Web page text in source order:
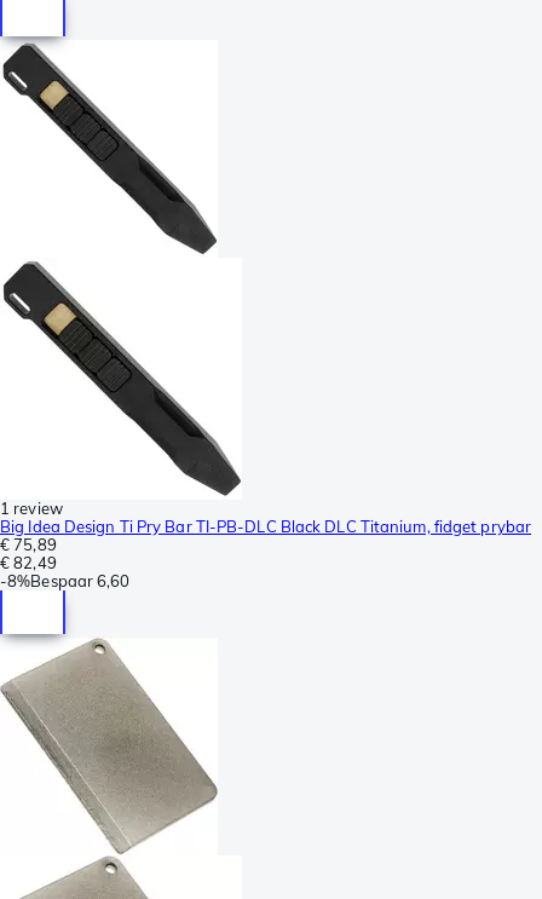
1 review
Big Idea Design Ti Pry Bar TI-PB-DLC Black DLC Titanium, fidget prybar
€ 75,89
€ 82,49
-8%Bespaar6,60